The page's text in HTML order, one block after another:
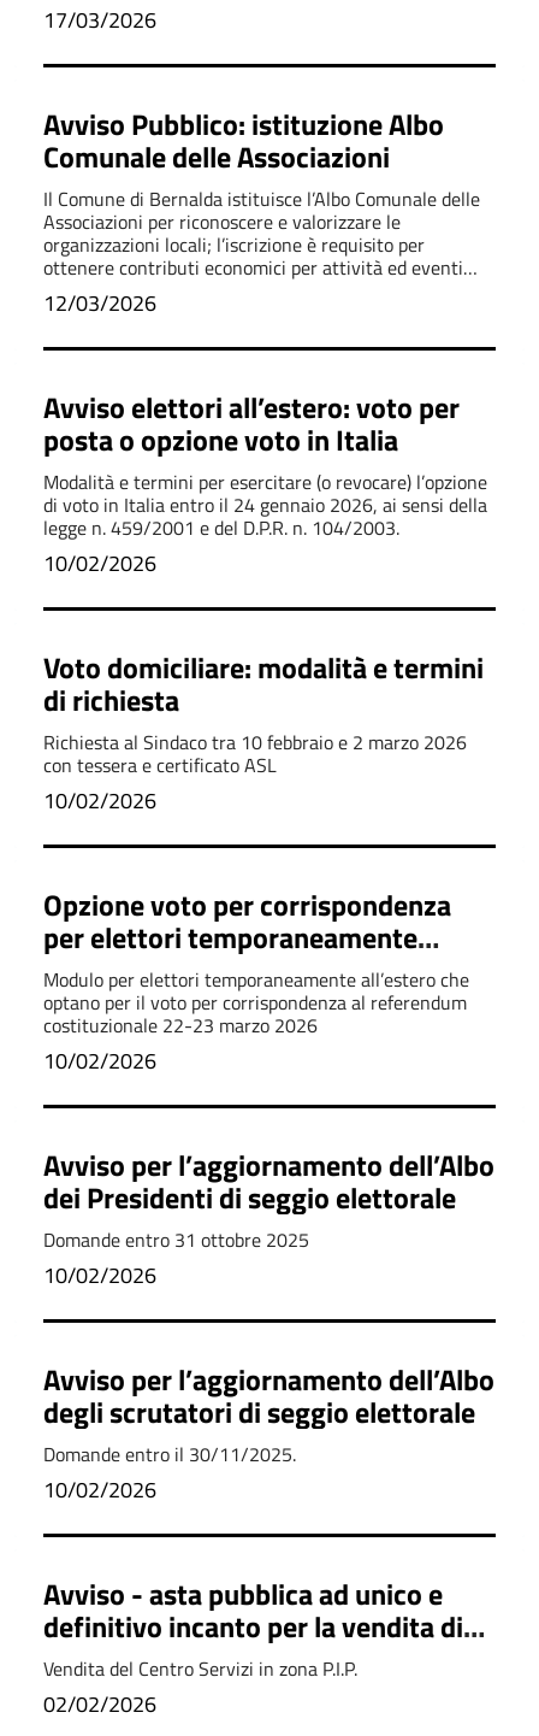
17/03/2026
Avviso Pubblico: istituzione Albo
Comunale delle Associazioni
Il Comune di Bernalda istituisce l’Albo Comunale delle
Associazioni per riconoscere e valorizzare le
organizzazioni locali; l’iscrizione è requisito per
ottenere contributi economici per attività ed eventi
pubblici
12/03/2026
Avviso elettori all’estero: voto per
posta o opzione voto in Italia
Modalità e termini per esercitare (o revocare) l’opzione
di voto in Italia entro il 24 gennaio 2026, ai sensi della
legge n. 459/2001 e del D.P.R. n. 104/2003.
10/02/2026
Voto domiciliare: modalità e termini
di richiesta
Richiesta al Sindaco tra 10 febbraio e 2 marzo 2026
con tessera e certificato ASL
10/02/2026
Opzione voto per corrispondenza
per elettori temporaneamente
all'estero - Referendum
costituzionale 22-23 marzo 2026
Modulo per elettori temporaneamente all’estero che
optano per il voto per corrispondenza al referendum
costituzionale 22-23 marzo 2026
10/02/2026
Avviso per l’aggiornamento dell’Albo
dei Presidenti di seggio elettorale
Domande entro 31 ottobre 2025
10/02/2026
Avviso per l’aggiornamento dell’Albo
degli scrutatori di seggio elettorale
Domande entro il 30/11/2025.
10/02/2026
Avviso - asta pubblica ad unico e
definitivo incanto per la vendita di
un bene patrimoniale disponibile
Vendita del Centro Servizi in zona P.I.P.
02/02/2026